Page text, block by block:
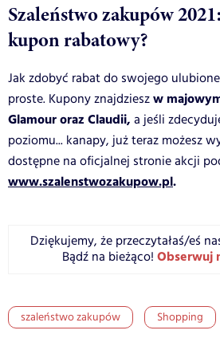
Szaleństwo zakupów
kupon rabatowy?
Jak zdobyć rabat do swojego
proste. Kupony znajdzieszw
Glamour oraz Claudii, a jeśli
poziomu... kanapy, już teraz możesz
dostępne na oficjalnej stronie akcji
www.szalenstwozakupow.pl.
Dziękujemy, że przeczytałaś/eś
Bądź na bieżąco! Obserwuj
szaleństwo zakupów Shopping